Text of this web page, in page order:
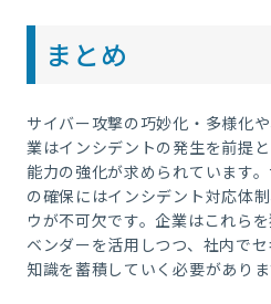
まとめ
サイバー攻撃の巧妙化・多様化
業はインシデントの発生を前提
能力の強化が求められています
の確保にはインシデント対応体
ウが不可欠です。企業はこれら
ベンダーを活用しつつ、社内でセ
知識を蓄積していく必要がありま